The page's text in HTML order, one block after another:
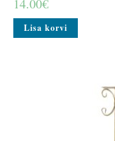
14.00€
Lisa korvi